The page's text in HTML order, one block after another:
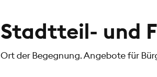
Stadtteil- und
Ort der Begegnung. Angebote für